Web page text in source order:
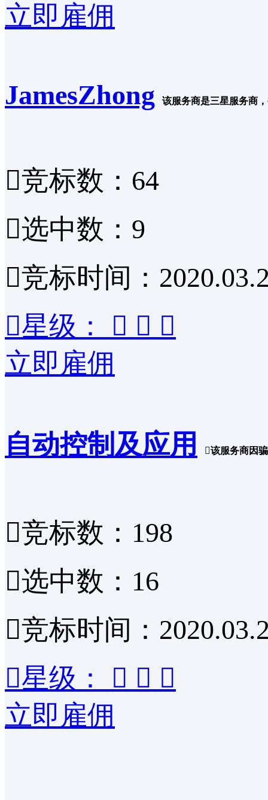
立即雇佣
JamesZhong 该服务商是三星服务商
竞标数：64
选中数：9
竞标时间：
星级：   
立即雇佣
自动控制及应用 该服务商因
竞标数：198
选中数：16
竞标时间：
星级：   
立即雇佣